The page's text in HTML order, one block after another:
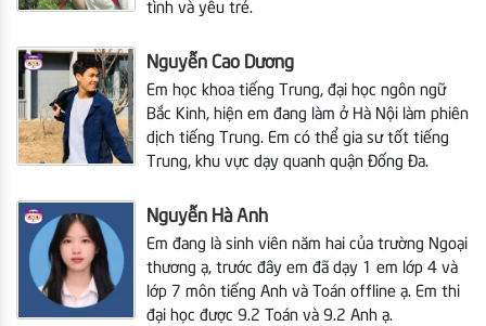
tình và yêu trẻ.
Nguyễn Cao Dương
Em học khoa tiếng Trung, đại học ngôn ngữ
Bắc Kinh, hiện em đang làm ở Hà Nội làm phiên
dịch tiếng Trung. Em có thể gia sư tốt tiếng
Trung, khu vực dạy quanh quận Đống Đa.
Nguyễn Hà Anh
Em đang là sinh viên năm hai của trường Ngoại
thương ạ, trước đây em đã dạy 1 em lớp 4 và
lớp 7 môn tiếng Anh và Toán offline ạ. Em thi
đại học được 9.2 Toán và 9.2 Anh ạ.